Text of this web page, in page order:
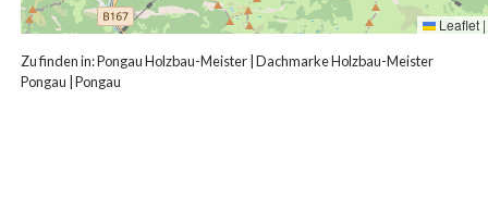
Leaflet |
Zu finden in:Pongau Holzbau-Meister Dachmarke Holzbau-Meister
Pongau Pongau